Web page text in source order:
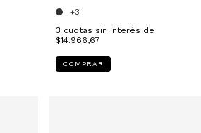
+3
3 cuotas sin interés de
$14.966,67
COMPRAR